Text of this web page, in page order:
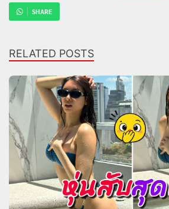
SHARE
RELATED POSTS